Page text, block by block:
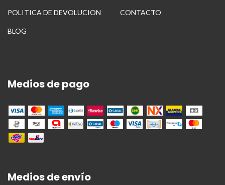
POLITICA DE DEVOLUCION CONTACTO
BLOG
Medios de pago
Medios de envío